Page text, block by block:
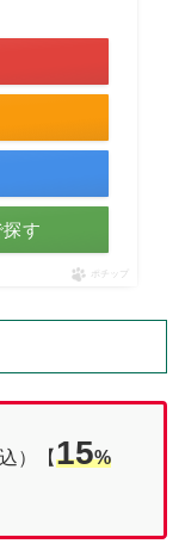
す
ポチップ
）【15%